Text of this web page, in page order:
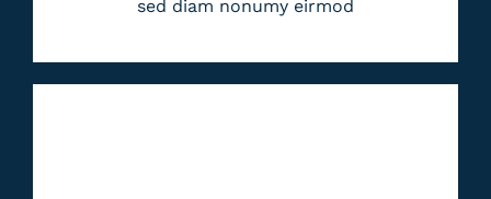
sed diam nonumy eirmod